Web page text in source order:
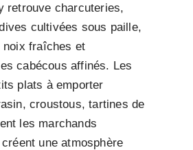
retrouve charcuteries,
cultivées sous paille,
fraîches et
cabécous affinés. Les
plats à emporter
croustous, tartines de
les marchands
une atmosphère